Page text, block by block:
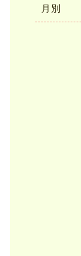
月別